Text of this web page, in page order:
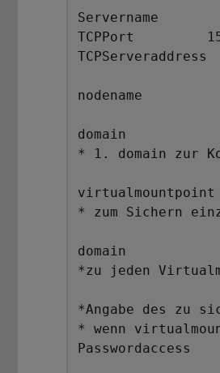
Servername		tsm1
TCPPort		1500
TCPServeraddress	tsm1.hrz.tu-darmstadt.de
nodename		 XYZ-ABCD
domain		 	/var
* 1. domain zur
virtualmountpoint	/etc
* zum Sichern
domain			/etc
*zu jeden
*Angabe des zu
* wenn
Passwordaccess		generate